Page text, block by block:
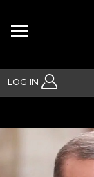
LOG IN
بحث متقدم